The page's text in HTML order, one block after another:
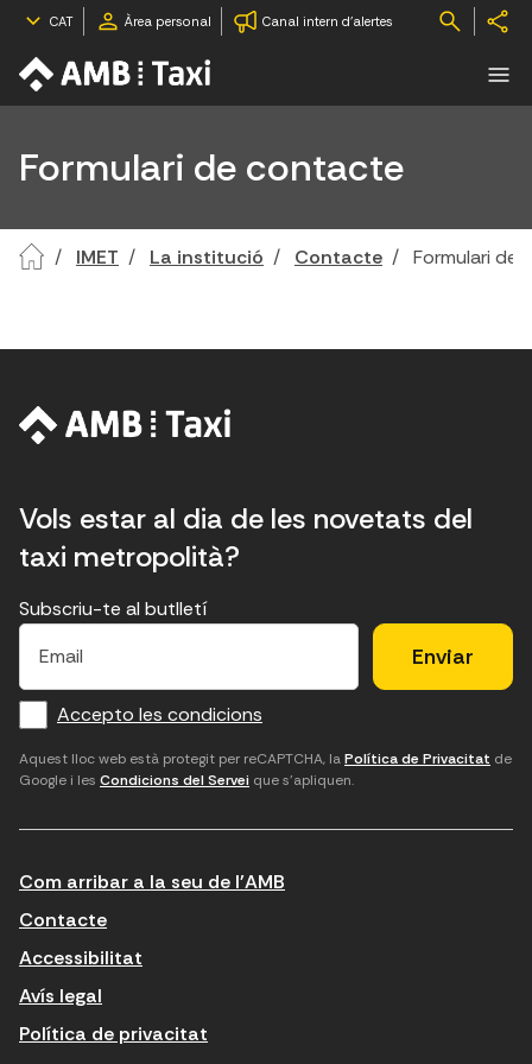
CAT Àrea personal Canal intern d'alertes
Formulari de contacte
IMET La institució Contacte Formulari de
Vols estar al dia de les novetats del
taxi metropolità?
E
f
o
r
m
i
n
t
E
c
a
m
p
r
r
e
H
u
d
'
a
e
p
t
×
Subscriu-te al butlletí
E
a
i
Accepto les condicions
Aquest lloc web està protegit per reCAPTCHA, laPolítica de Privacitat de
Google i les Condicions del Servei que s'apliquen.
Com arribar a la seu de l'AMB
Contacte
Accessibilitat
Avís legal
Política de privacitat